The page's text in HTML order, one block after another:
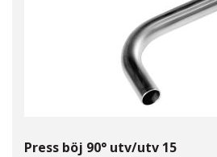
Press böj 90° utv/utv 15